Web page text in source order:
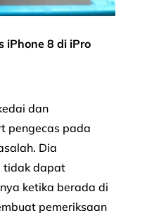
iPhone 8 di iPro
dan
pengecas pada
Dia
tidak dapat
ketika berada di
pemeriksaan